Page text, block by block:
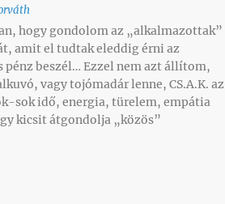
hogy gondolom az „alkalmazottak”
amit el tudtak eleddig érni az
pénz beszél… Ezzel nem azt állítom,
vagy tojómadár lenne, CS.A.K. az
sok idő, energia, türelem, empátia
kicsit átgondolja „közös”